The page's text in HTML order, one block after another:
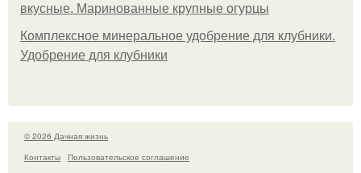
вкусные. Маринованные крупные огурцы
Комплексное минеральное удобрение для клубники.
Удобрение для клубники
© 2026 Дачная жизнь
Контакты
Пользовательское соглашение